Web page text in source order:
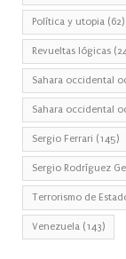
Política y utopia (62)
Revueltas lógicas
Sahara occidental
Sahara occidental
Sergio Ferrari (145)
Sergio Rodríguez
Terrorismo de
Venezuela (143)